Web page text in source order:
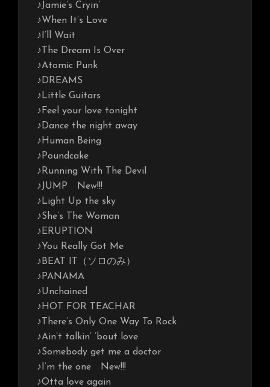
♪Jamie’s Cryin’
♪When It’s Love
♪I’ll Wait
♪The Dream Is Over
♪Atomic Punk
♪DREAMS
♪Little Guitars
♪Feel your love tonight
♪Dance the night away
♪Human Being
♪Poundcake
♪Running With The Devil
♪JUMP New!!!
♪Light Up the sky
♪She’s The Woman
♪ERUPTION
♪You Really Got Me
♪BEAT IT（ソロのみ）
♪PANAMA
♪Unchained
♪HOT FOR TEACHAR
♪There’s Only One Way To Rock
♪Ain’t talkin’ ’bout love
♪Somebody get me a doctor
♪I’m the one New!!!
♪Otta love again